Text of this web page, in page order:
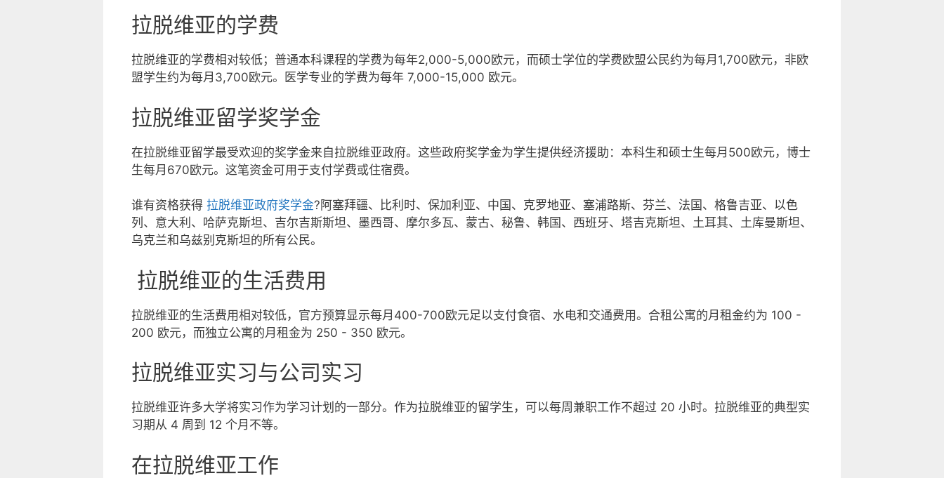
拉脱维亚的学费
拉脱维亚的学费相对较低；普通本科课程的学费为每年2,000-5,000欧元，而硕士学位的学费欧盟公民约为每月1,700欧元，非欧
盟学生约为每月3,700欧元。医学专业的学费为每年 7,000-15,000 欧元。
拉脱维亚留学奖学金
在拉脱维亚留学最受欢迎的奖学金来自拉脱维亚政府。这些政府奖学金为学生提供经济援助：本科生和硕士生每月500欧元，博士
生每月670欧元。这笔资金可用于支付学费或住宿费。
谁有资格获得 拉脱维亚政府奖学金?阿塞拜疆、比利时、保加利亚、中国、克罗地亚、塞浦路斯、芬兰、法国、格鲁吉亚、以色
列、意大利、哈萨克斯坦、吉尔吉斯斯坦、墨西哥、摩尔多瓦、蒙古、秘鲁、韩国、西班牙、塔吉克斯坦、土耳其、土库曼斯坦、
乌克兰和乌兹别克斯坦的所有公民。
拉脱维亚的生活费用
拉脱维亚的生活费用相对较低，官方预算显示每月400-700欧元足以支付食宿、水电和交通费用。合租公寓的月租金约为 100 -
200 欧元，而独立公寓的月租金为 250 - 350 欧元。
拉脱维亚实习与公司实习
拉脱维亚许多大学将实习作为学习计划的一部分。作为拉脱维亚的留学生，可以每周兼职工作不超过 20 小时。拉脱维亚的典型实
习期从 4 周到 12 个月不等。
在拉脱维亚工作